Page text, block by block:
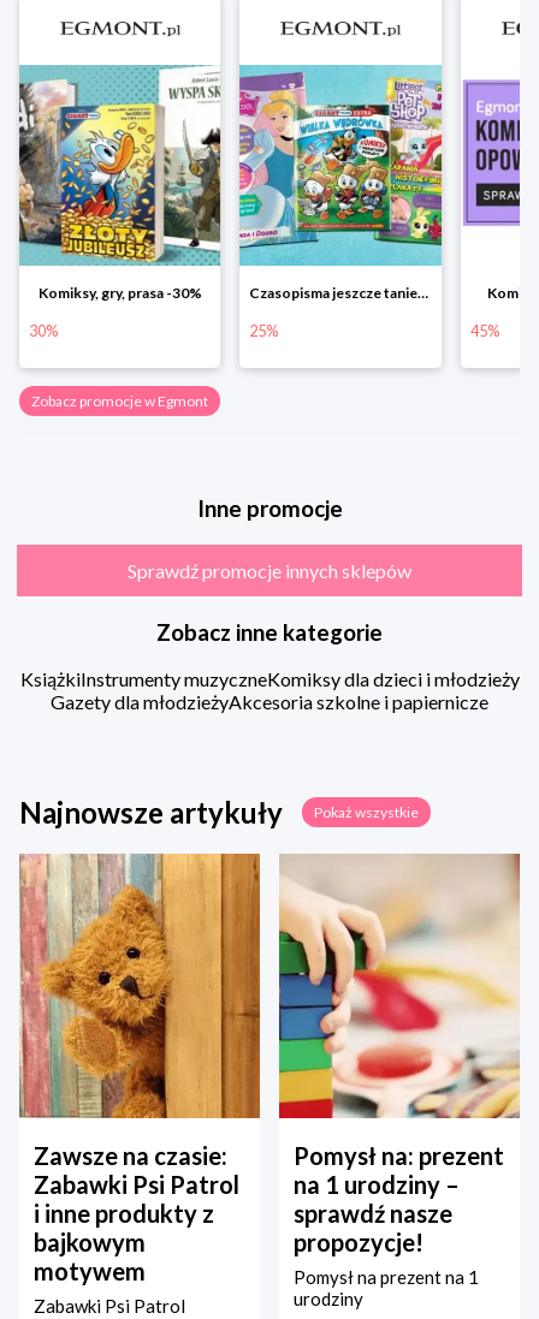
Komiksy, gry, prasa -30%
30%
Czasopisma jeszcze taniej! Rabat do -25%
25% 45%
Zobacz promocje w Egmont
Inne promocje
Sprawdź promocje innych sklepów
Zobacz inne kategorie
KsiążkiInstrumenty muzyczneKomiksy dla dzieci i młodzieży
Gazety dla młodzieżyAkcesoria szkolne i papiernicze
Najnowsze artykuły Pokaż wszystkie
Zawsze na czasie:
Zabawki Psi Patrol
i inne produkty z
bajkowym
motywem
Zabawki Psi Patrol
Pomysł na: prezent
na 1 urodziny –
sprawdź nasze
propozycje!
Pomysł na prezent na 1
urodziny